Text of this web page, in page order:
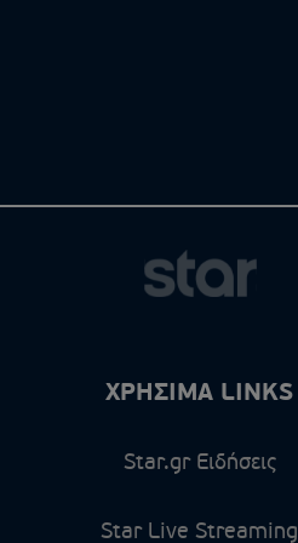
ΧΡΗΣΙΜΑ LINKS
Star.gr Ειδήσεις
Star Live Streaming